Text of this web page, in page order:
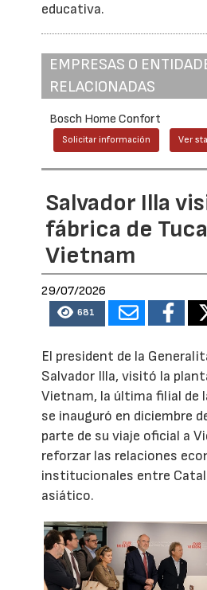
educativa.
EMPRESAS O
RELACIONADAS
Bosch Home Confort
Solicitar información Ver
Salvador Illa
fábrica de
Vietnam
29/07/2026
681
El president de la
Salvador Illa, visitó la
Vietnam, la última filial de
se inauguró en diciembre
parte de su viaje oficial a
reforzar las relaciones
institucionales entre
asiático.